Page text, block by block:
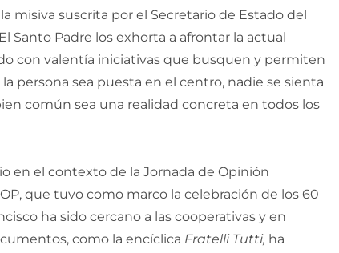
misiva suscrita por el Secretario de Estado del
Santo Padre los exhorta a afrontar la actual
con valentía iniciativas que busquen y permiten
persona sea puesta en el centro, nadie se sienta
común sea una realidad concreta en todos los
en el contexto de la Jornada de Opinión
que tuvo como marco la celebración de los 60
ha sido cercano a las cooperativas y en
como la encíclica Fratelli Tutti, ha